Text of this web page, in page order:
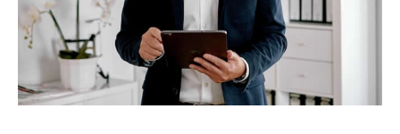
☎️ Nehmen Sie Kontakt